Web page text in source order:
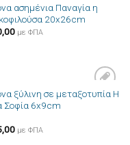
Πρόσθήκη
στην λίστα
ασημένια Παναγία η
20x26cm
με ΦΠΑ
Πρόσθήκη
ξύλινη σε μεταξοτυπία Η
Σοφία 6x9cm
με ΦΠΑ